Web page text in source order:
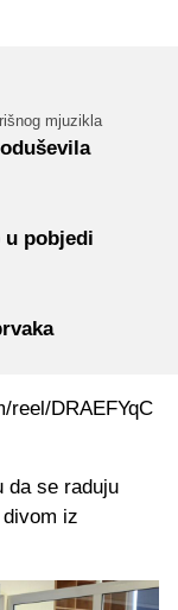
mjuzikla
u pobjedi
reel/DRAEFYqC
da se raduju
iz